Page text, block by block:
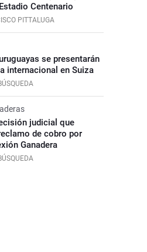
Centenario
PITTALUGA
se presentarán
internacional en Suiza
judicial que
de cobro por
Ganadera